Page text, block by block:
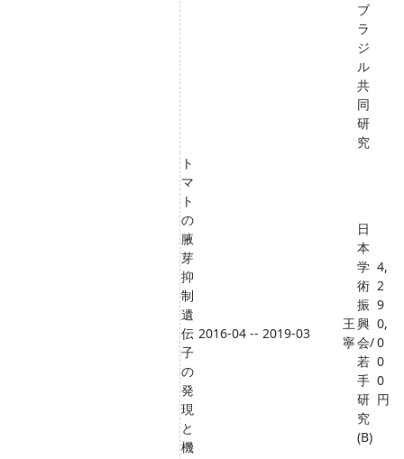
ブ
ラ
ジ
ル
共
同
研
究
ト
マ
ト
の
腋
芽
抑
制
遺
伝
子
の
発
現
と
機
2016-04 -- 2019-03
王
寧
日
本
学
術
振
興
会/
若
手
研
究
(B)
4,
2
9
0,
0
0
0
円